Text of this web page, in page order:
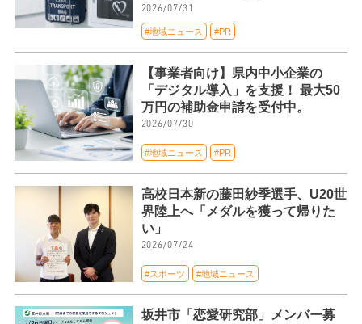
2026/07/31
#地域ニュース #PR
【事業者向け】県内中小企業の
「デジタル導入」を支援！ 最大50
万円の補助金申請を受付中。
2026/07/30
#地域ニュース #PR
高校日本新の藤田紗季選手、U20世
界陸上へ「メダルを獲って帰りた
い」
2026/07/24
#スポーツ #地域ニュース
坂井市「恋愛研究部」メンバー募